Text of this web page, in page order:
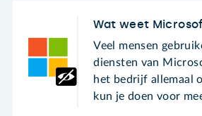
Wat weet
Veel mensen
diensten van
het bedrijf allemaal
kun je doen voor